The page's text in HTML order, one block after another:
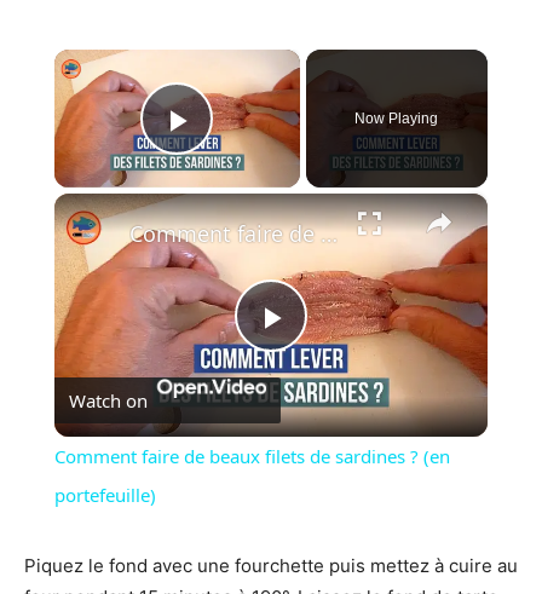
×
Play Video
Now Playing
×
Play
Video
Comment faire de beaux filets de sardines ? (en portefeuille)
Watch on
Comment faire de beaux filets de sardines ? (en
portefeuille)
Piquez le fond avec une fourchette puis mettez à cuire au